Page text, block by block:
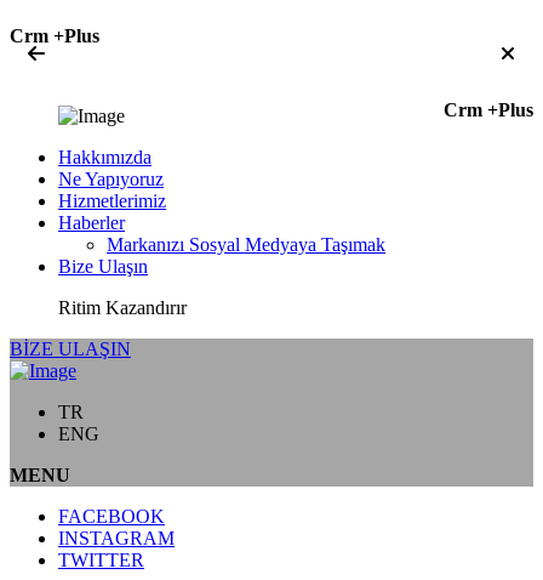
Crm +Plus
Crm +Plus
Hakkımızda
Ne Yapıyoruz
Hizmetlerimiz
Haberler
Markanızı Sosyal Medyaya Taşımak
Bize Ulaşın
Ritim Kazandırır
BİZE ULAŞIN
TR
ENG
MENU
FACEBOOK
INSTAGRAM
TWITTER